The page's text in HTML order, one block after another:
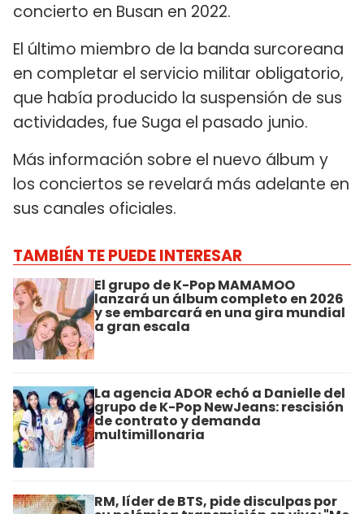
concierto en Busan en 2022.
El último miembro de la banda surcoreana
en completar el servicio militar obligatorio,
que había producido la suspensión de sus
actividades, fue Suga el pasado junio.
Más información sobre el nuevo álbum y
los conciertos se revelará más adelante en
sus canales oficiales.
TAMBIÉN TE PUEDE INTERESAR
El grupo de K-Pop MAMAMOO
lanzará un álbum completo en 2026
y se embarcará en una gira mundial
a gran escala
La agencia ADOR echó a Danielle del
grupo de K-Pop NewJeans: rescisión
de contrato y demanda
multimillonaria
RM, líder de BTS, pide disculpas por